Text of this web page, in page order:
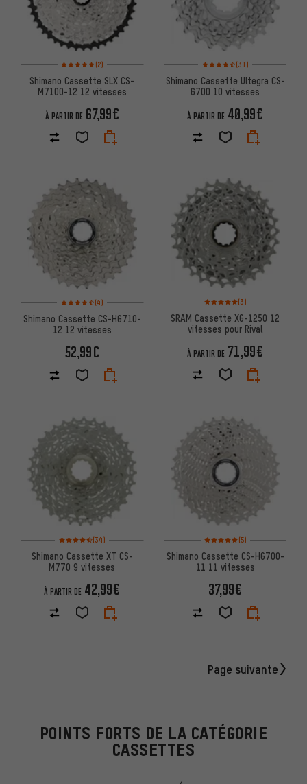
Note moyenne : 5 sur 5 d'après 2 avis
(2)
Shimano Cassette SLX CS-
M7100-12 12 vitesses
À PARTIR DE 67,99€
Note moyenne : 4,5 sur 5
(31)
Shimano Cassette Ultegra CS-
6700 10 vitesses
À PARTIR DE 40,99€
Note moyenne : 4,5 sur 5 d'après 4 avis
(4)
Shimano Cassette CS-HG710-
12 12 vitesses
52,99€
Note moyenne : 5 sur 5
(3)
SRAM Cassette XG-1250 12
vitesses pour Rival
À PARTIR DE 71,99€
Note moyenne : 4,5 sur 5 d'après 34 avis
(34)
Shimano Cassette XT CS-
M770 9 vitesses
À PARTIR DE 42,99€
Note moyenne : 5 sur 5
(5)
Shimano Cassette CS-HG700-
11 11 vitesses
37,99€
Page suivante
POINTS FORTS DE LA CATÉGORIE
CASSETTES